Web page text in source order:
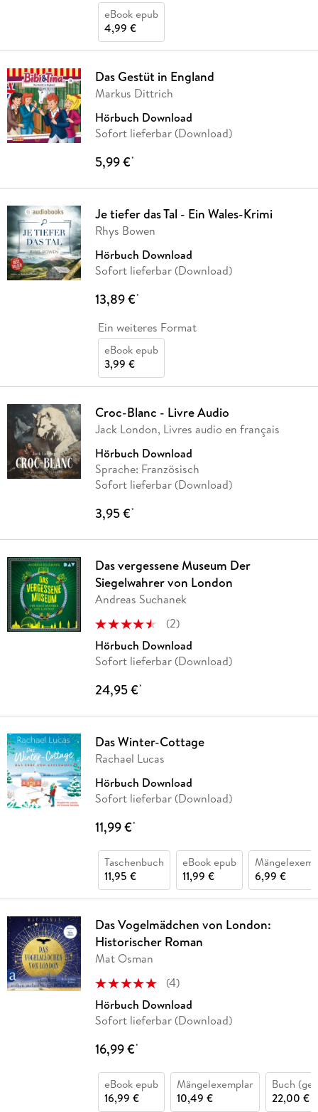
eBook epub
4,99 €
Das Gestüt in England
Markus Dittrich
Hörbuch Download
Sofort lieferbar (Download)
5,99 €*
Je tiefer das Tal - Ein Wales-Krimi
Rhys Bowen
Hörbuch Download
Sofort lieferbar (Download)
13,89 €*
Ein weiteres Format
eBook epub
3,99 €
Croc-Blanc - Livre Audio
Jack London, Livres audio en français
Hörbuch Download
Sprache: Französisch
Sofort lieferbar (Download)
3,95 €*
Das vergessene Museum Der
Siegelwahrer von London
Andreas Suchanek
(2)
Hörbuch Download
Sofort lieferbar (Download)
24,95 €*
Das Winter-Cottage
Rachael Lucas
Hörbuch Download
Sofort lieferbar (Download)
11,99 €*
Taschenbuch
11,95 €
eBook epub
11,99 €
6,99 €
Das Vogelmädchen von London:
Historischer Roman
Mat Osman
(4)
Hörbuch Download
Sofort lieferbar (Download)
16,99 €*
eBook epub
16,99 €
Mängelexemplar
10,49 €
Buch
22,00 €